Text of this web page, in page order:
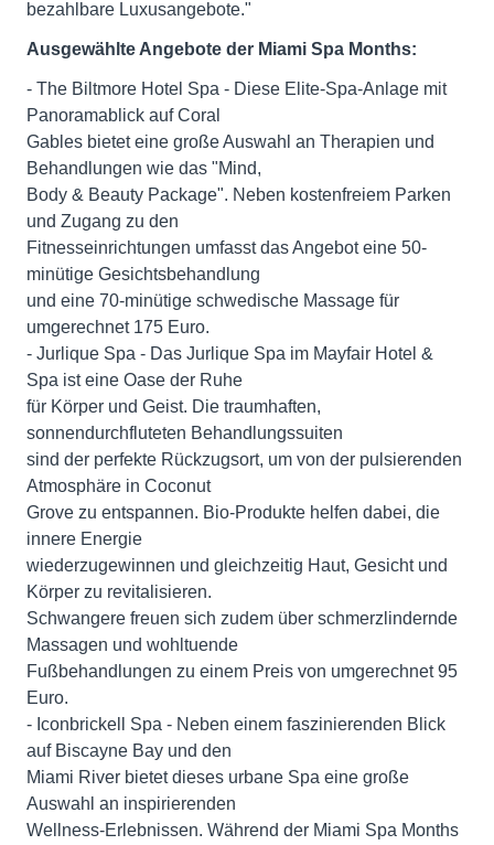
bezahlbare Luxusangebote."
Ausgewählte Angebote der Miami Spa Months:
- The Biltmore Hotel Spa - Diese Elite-Spa-Anlage mit
Panoramablick auf Coral
Gables bietet eine große Auswahl an Therapien und
Behandlungen wie das "Mind,
Body & Beauty Package". Neben kostenfreiem Parken
und Zugang zu den
Fitnesseinrichtungen umfasst das Angebot eine 50-
minütige Gesichtsbehandlung
und eine 70-minütige schwedische Massage für
umgerechnet 175 Euro.
- Jurlique Spa - Das Jurlique Spa im Mayfair Hotel &
Spa ist eine Oase der Ruhe
für Körper und Geist. Die traumhaften,
sonnendurchfluteten Behandlungssuiten
sind der perfekte Rückzugsort, um von der pulsierenden
Atmosphäre in Coconut
Grove zu entspannen. Bio-Produkte helfen dabei, die
innere Energie
wiederzugewinnen und gleichzeitig Haut, Gesicht und
Körper zu revitalisieren.
Schwangere freuen sich zudem über schmerzlindernde
Massagen und wohltuende
Fußbehandlungen zu einem Preis von umgerechnet 95
Euro.
- Iconbrickell Spa - Neben einem faszinierenden Blick
auf Biscayne Bay und den
Miami River bietet dieses urbane Spa eine große
Auswahl an inspirierenden
Wellness-Erlebnissen. Während der Miami Spa Months